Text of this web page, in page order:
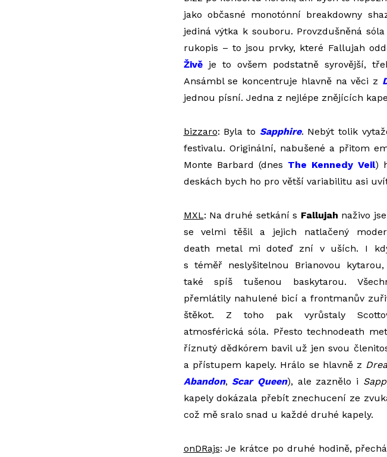
jako občasné monotónní breakdowny
jediná výtka k souboru. Provzdušněná
rukopis – to jsou prvky, které Fallujah
Živěje to ovšem podstatně syrovější,
Ansámbl se koncentruje hlavně na věci z
jednou písní. Jedna z nejlépe znějících
bizzaro: Byla to Sapphire. Nebýt tolik
festivalu. Originální, nabušené a přitom
Monte Barbard (dnes The Kennedy Veil)
deskách bych ho pro větší variabilitu asi
MXL: Na druhé setkání s Fallujah naživo
se velmi těšil a jejich natlačený
death metal mi doteď zní v uších. I
s téměř neslyšitelnou Brianovou
také spíš tušenou baskytarou.
přemlátily nahulené bicí a frontmanův
štěkot. Z toho pak vyrůstaly
atmosférická sóla. Přesto technodeath
říznutý dědkórem bavil už jen svou
a přístupem kapely. Hrálo se hlavně z
Abandon,Scar Queen), ale zaznělo i
kapely dokázala přebít znechucení ze
což mě sralo snad u každé druhé kapely.
onDRajs: Je krátce po druhé hodině,